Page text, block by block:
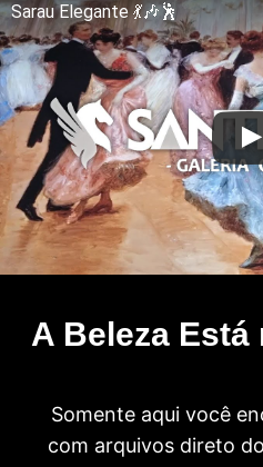
Sarau Elegante 💃🎶🕺
A Beleza
Somente aqui você
com arquivos direto